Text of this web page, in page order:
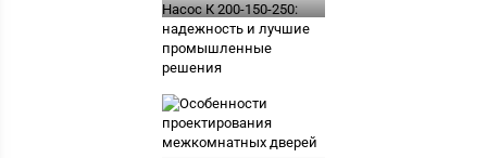
Насос К 200-150-250:
надежность и лучшие
промышленные
решения